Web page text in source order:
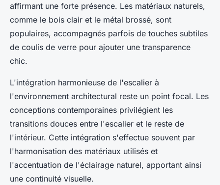
affirmant une forte présence. Les matériaux naturels,
comme le bois clair et le métal brossé, sont
populaires, accompagnés parfois de touches subtiles
de coulis de verre pour ajouter une transparence
chic.
L'intégration harmonieuse de l'escalier à
l'environnement architectural reste un point focal. Les
conceptions contemporaines privilégient les
transitions douces entre l'escalier et le reste de
l'intérieur. Cette intégration s'effectue souvent par
l'harmonisation des matériaux utilisés et
l'accentuation de l'éclairage naturel, apportant ainsi
une continuité visuelle.